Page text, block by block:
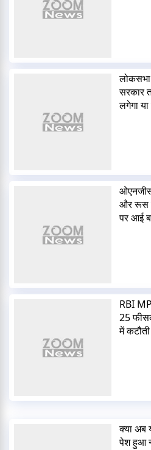
सरकार
लगेगा या
और रूस
पर आई
RBI
25
में कटौती
क्या अब
पेश हुआ